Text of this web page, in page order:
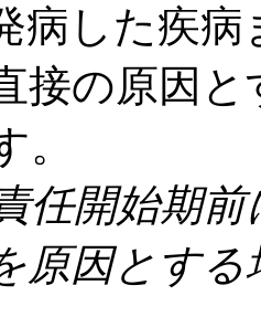
病した疾
接の原因
。
任開始期
原因とす